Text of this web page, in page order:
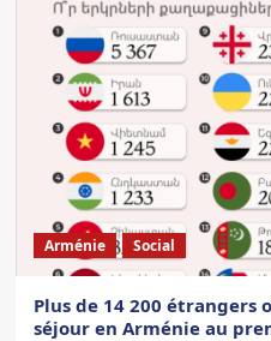
Arménie Social
Plus de 14 200
séjour en Arménie au